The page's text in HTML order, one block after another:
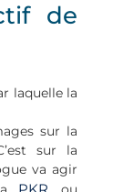
de
laquelle la
sur la
sur la
va agir
PKR